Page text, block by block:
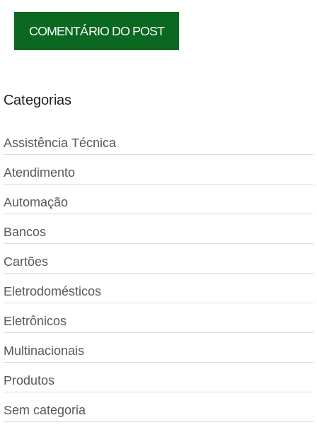
Categorias
Assistência Técnica
Atendimento
Automação
Bancos
Cartões
Eletrodomésticos
Eletrônicos
Multinacionais
Produtos
Sem categoria